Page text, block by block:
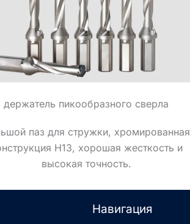
держатель пикообразного сверла
паз для стружки, хромированная
H13, хорошая жесткость и
высокая точность.
Навигация